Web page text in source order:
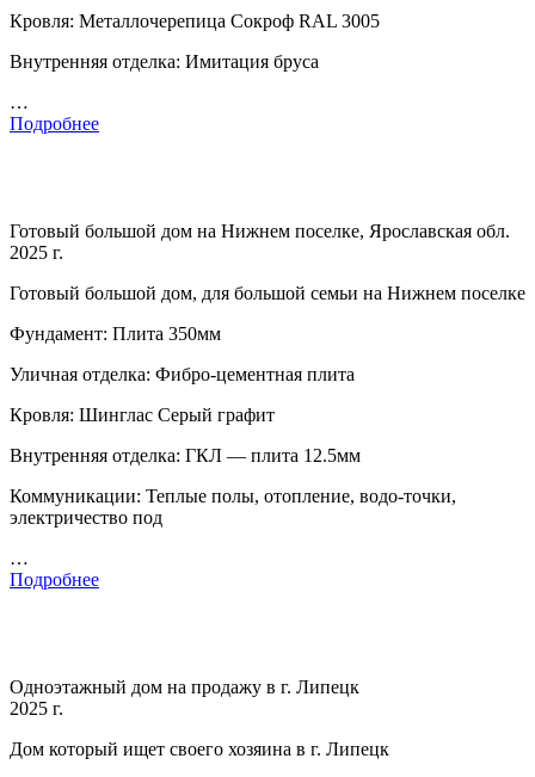
Кровля: Металлочерепица Сокроф RAL 3005
Внутренняя отделка: Имитация бруса
…
Подробнее
Готовый большой дом на Нижнем поселке, Ярославская обл.
2025 г.
Готовый большой дом, для большой семьи на Нижнем поселке
Фундамент: Плита 350мм
Уличная отделка: Фибро-цементная плита
Кровля: Шинглас Серый графит
Внутренняя отделка: ГКЛ — плита 12.5мм
Коммуникации: Теплые полы, отопление, водо-точки,
электричество под
…
Подробнее
Одноэтажный дом на продажу в г. Липецк
2025 г.
Дом который ищет своего хозяина в г. Липецк